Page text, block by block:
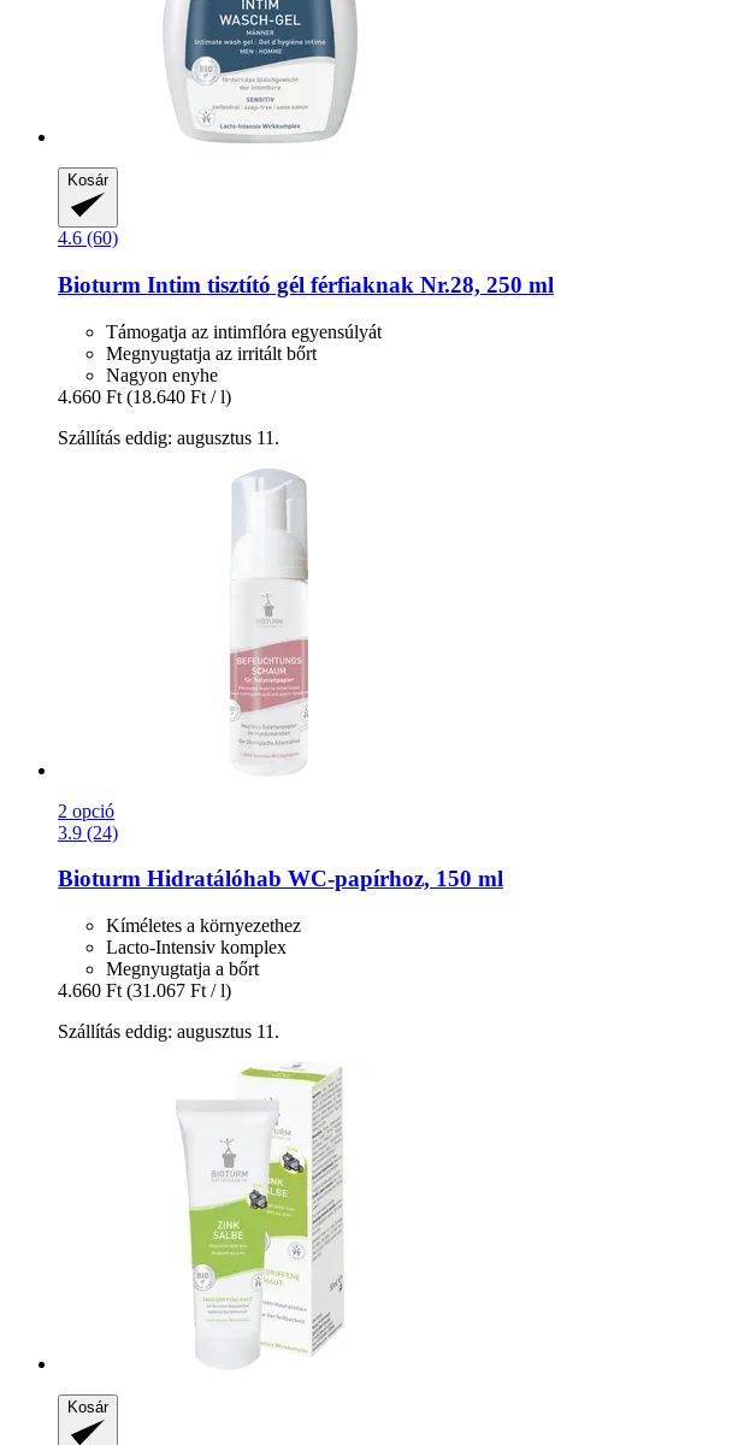
Kosár
4.6 (60)
Bioturm Intim tisztító gél férfiaknak Nr.28, 250 ml
Támogatja az intimflóra egyensúlyát
Megnyugtatja az irritált bőrt
Nagyon enyhe
4.660 Ft (18.640 Ft / l)
Szállítás eddig: augusztus 11.
2 opció
3.9 (24)
Bioturm Hidratálóhab WC-​papírhoz, 150 ml
Kíméletes a környezethez
Lacto-Intensiv komplex
Megnyugtatja a bőrt
4.660 Ft (31.067 Ft / l)
Szállítás eddig: augusztus 11.
Kosár